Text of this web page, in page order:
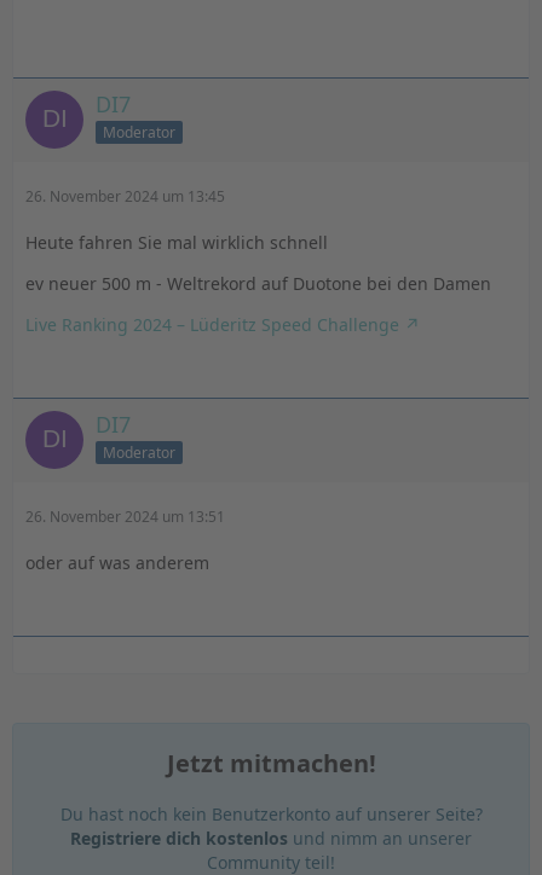
DI7
Moderator
26. November 2024 um 13:45
Heute fahren Sie mal wirklich schnell
ev neuer 500 m - Weltrekord auf Duotone bei den Damen
Live Ranking 2024 – Lüderitz Speed Challenge
DI7
Moderator
26. November 2024 um 13:51
oder auf was anderem
Jetzt mitmachen!
Du hast noch kein Benutzerkonto auf unserer Seite?
Registriere dich kostenlos und nimm an unserer
Community teil!